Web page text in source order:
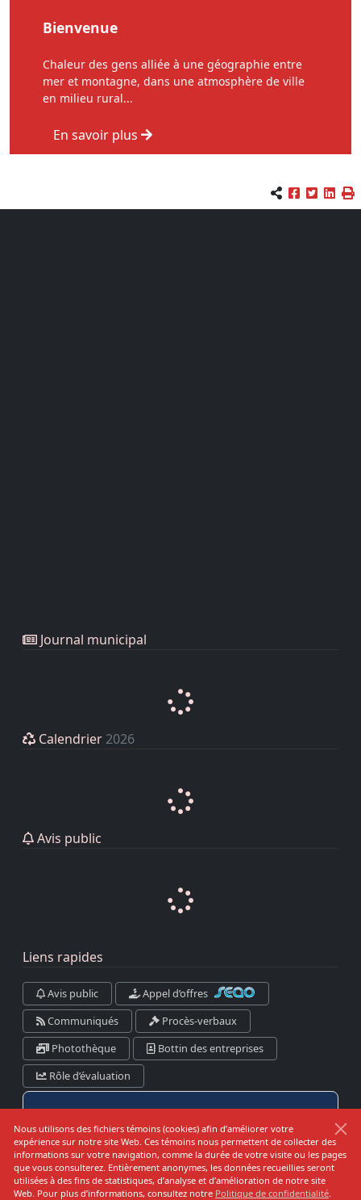
Bienvenue
Chaleur des gens alliée à une géographie entre
mer et montagne, dans une atmosphère de ville
en milieu rural...
En savoir plus
Liens rapides
Avis public
Appel d’offres
Communiqués
Procès-verbaux
Photothèque
Bottin des entreprises
Rôle d’évaluation
Danger d’incendie
Prévision pour:
Journal municipal
Calendrier 2026
Avis public
Nous utilisons des fichiers témoins (cookies) afin d’améliorer votre
expérience sur notre site Web. Ces témoins nous permettent de collecter des
informations sur votre navigation, comme la durée de votre visite ou les pages
que vous consulterez. Entièrement anonymes, les données recueillies seront
utilisées à des fins de statistiques, d’analyse et d’amélioration de notre site
Web. Pour plus d’informations, consultez notre Politique de confidentialité.